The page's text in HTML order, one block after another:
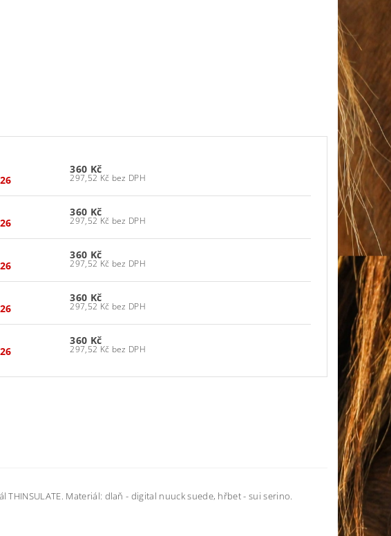
360 Kč
297,52 Kč bez DPH
360 Kč
297,52 Kč bez DPH
360 Kč
297,52 Kč bez DPH
360 Kč
297,52 Kč bez DPH
360 Kč
297,52 Kč bez DPH
Materiál: dlaň - digital nuuck suede, hřbet - sui serino.